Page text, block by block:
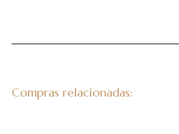
Compras relacionadas: